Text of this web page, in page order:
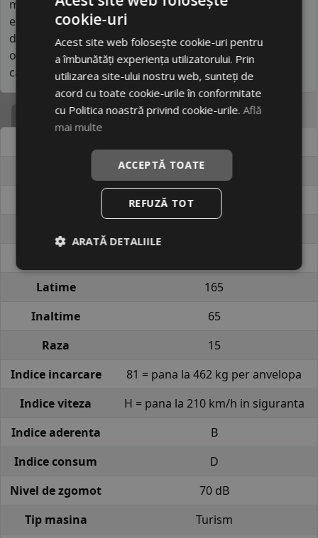
mare și prin colaborările cu producători auto pentru
echipare de prim montaj. Comparativ cu alte branduri
din listă, se apropie mai mult de segmentul mediu,
oferind performanțe superioare și standarde de
calitate ridicate.
Specificatii
#15626603
6959956770854
Latime
165
Inaltime
65
Raza
15
Indice incarcare
81 = pana la 462 kg per anvelopa
Indice viteza
H = pana la 210 km/h in siguranta
Indice aderenta
B
Indice consum
D
Nivel de zgomot
70 dB
Tip masina
Turism
cookie-uri
Acest site web folosește cookie-uri pentru
a îmbunătăți experiența utilizatorului. Prin
utilizarea site-ului nostru web, sunteți de
acord cu toate cookie-urile în conformitate
cu Politica noastră privind cookie-urile.Află
mai multe
ACCEPTĂ TOATE
REFUZĂ TOT
ARATĂ DETALIILE